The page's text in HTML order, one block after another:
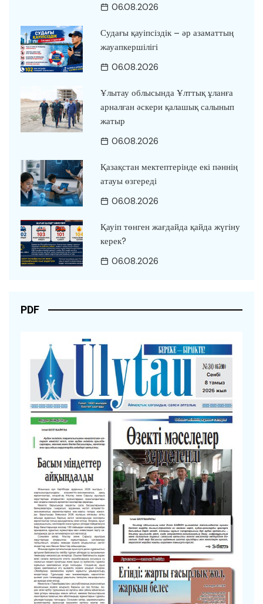
06.08.2026
Судағы қауіпсіздік – әр азаматтың
жауапкершілігі
06.08.2026
Ұлытау облысында Ұлттық ұланға
арналған әскери қалашық салынып
жатыр
06.08.2026
Қазақстан мектептерінде екі пәннің
атауы өзгереді
06.08.2026
Қауіп төнген жағдайда қайда жүгіну
керек?
06.08.2026
PDF